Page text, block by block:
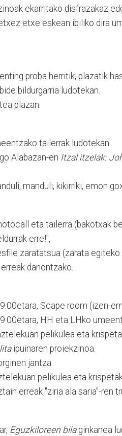
ekarritako disfrazakaz
etxe eskean ibiliko dira
proba herritik, plazatik
bildurgarria ludotekan.
plazan.
tailerrak ludotekan.
Alabazan-en Itzal itzelak:
manduli, kikirriki, emon
eta tailerra (bakotxak
erre!",
zaratatsua (zarata egiteko
danontzako.
Scape room (izen-
HH eta LHko
pelikulea eta
ipuinaren proiekzinoa.
jantza.
pelikulea eta
erreak "ziria ala saria"-ren
Eguzkiloreen bilaginkanea